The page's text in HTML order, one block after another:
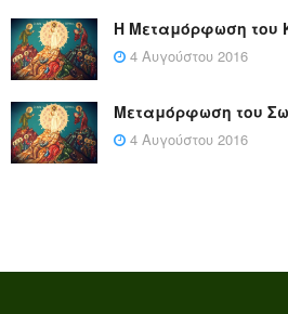
Η Μεταμόρφωση του
4 Αυγούστου 2016
Μεταμόρφωση του
4 Αυγούστου 2016